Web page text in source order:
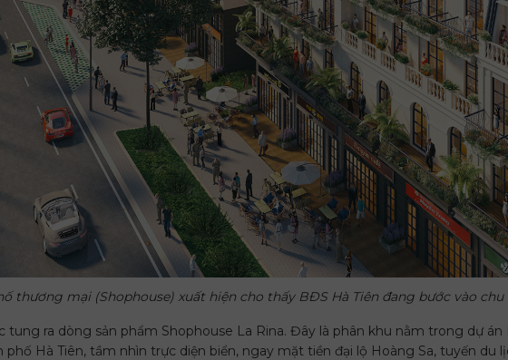
thương mại (Shophouse) xuất hiện cho thấy BĐS Hà Tiên đang bước vào
tung ra dòng sản phẩm Shophouse La Rina. Đây là phân khu nằm trong dự
Hà Tiên, tầm nhìn trực diện biển, ngay mặt tiền đại lộ Hoàng Sa, tuyến du